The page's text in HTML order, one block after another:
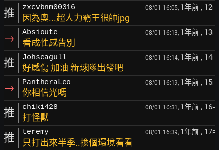
推 zxcvbnm00316 08/01 16:05, 1年前 , 12F
因為奧...超人力霸王很帥jpg
→ Absioute 08/01 16:13, 1年前 , 13F
看成性感告別
推 Johseagull 08/01 16:14, 1年前 , 14F
好感傷 加油 新球隊出發吧
→ PantheraLeo 08/01 16:19, 1年前 , 15F
你相信光嗎
推 chiki428 08/01 16:31, 1年前 , 16F
打怪獸
推 teremy 08/01 16:39, 1年前 , 17F
只打出來半季..換個環境看看